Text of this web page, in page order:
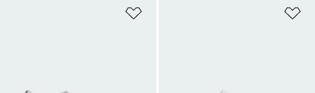
Ajouter à la Liste de produits